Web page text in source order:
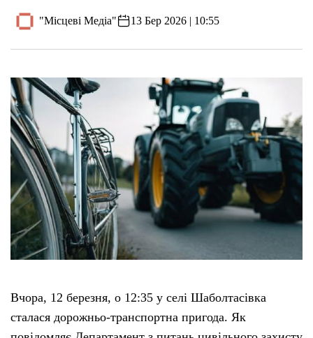
"Місцеві Медіа" 13 Бер 2026 | 10:55
Вчора, 12 березня, о 12:35 у селі Шаболтасівка
сталася дорожньо-транспортна пригода. Як